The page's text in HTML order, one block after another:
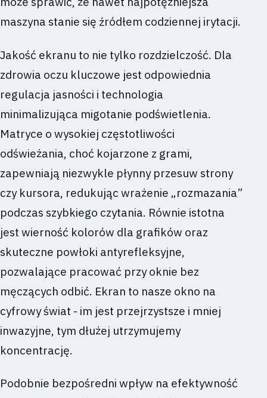
maszyna stanie się źródłem codziennej irytacji.
Jakość ekranu to nie tylko rozdzielczość. Dla
zdrowia oczu kluczowe jest odpowiednia
regulacja jasności i technologia
minimalizująca migotanie podświetlenia.
Matryce o wysokiej częstotliwości
odświeżania, choć kojarzone z grami,
zapewniają niezwykle płynny przesuw strony
czy kursora, redukując wrażenie „rozmazania”
podczas szybkiego czytania. Równie istotna
jest wierność kolorów dla grafików oraz
skuteczne powłoki antyrefleksyjne,
pozwalające pracować przy oknie bez
męczących odbić. Ekran to nasze okno na
cyfrowy świat - im jest przejrzystsze i mniej
inwazyjne, tym dłużej utrzymujemy
koncentrację.
Podobnie bezpośredni wpływ na efektywność